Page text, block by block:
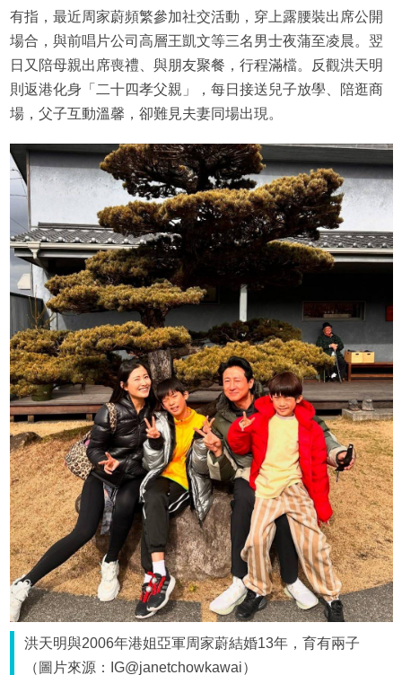
有指，最近周家蔚頻繁參加社交活動，穿上露腰裝出席公開
場合，與前唱片公司高層王凱文等三名男士夜蒲至凌晨。翌
日又陪母親出席喪禮、與朋友聚餐，行程滿檔。反觀洪天明
則返港化身「二十四孝父親」，每日接送兒子放學、陪逛商
場，父子互動溫馨，卻難見夫妻同場出現。
洪天明與2006年港姐亞軍周家蔚結婚13年，育有兩子
（圖片來源：IG@janetchowkawai）